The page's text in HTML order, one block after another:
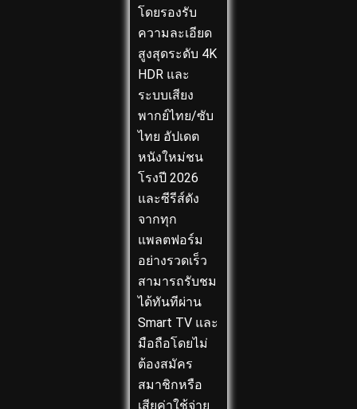
โดยรองรับ
ความละเอียด
สูงสุดระดับ 4K
HDR และ
ระบบเสียง
พากย์ไทย/ซับ
ไทย อัปเดต
หนังใหม่ชน
โรงปี 2026
และซีรีส์ดัง
จากทุก
แพลตฟอร์ม
อย่างรวดเร็ว
สามารถรับชม
ได้ทันทีผ่าน
Smart TV และ
มือถือโดยไม่
ต้องสมัคร
สมาชิกหรือ
เสียค่าใช้จ่าย